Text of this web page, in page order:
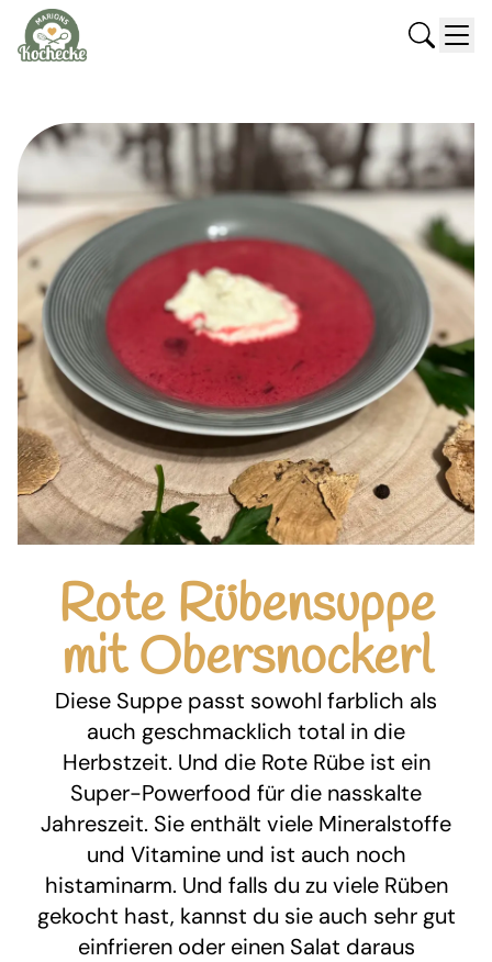
Rote Rübensuppe
mit Obersnockerl
Diese Suppe passt sowohl farblich als
auch geschmacklich total in die
Herbstzeit. Und die Rote Rübe ist ein
Super-Powerfood für die nasskalte
Jahreszeit. Sie enthält viele Mineralstoffe
und Vitamine und ist auch noch
histaminarm. Und falls du zu viele Rüben
gekocht hast, kannst du sie auch sehr gut
einfrieren oder einen Salat daraus